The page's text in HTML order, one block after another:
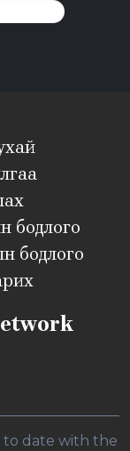
бодлого
бодлого
to date with the